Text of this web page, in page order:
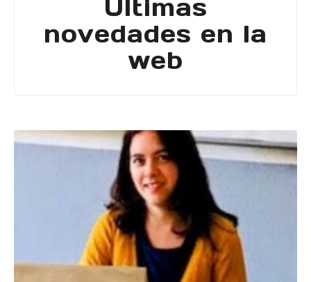
Últimas
novedades en la
web